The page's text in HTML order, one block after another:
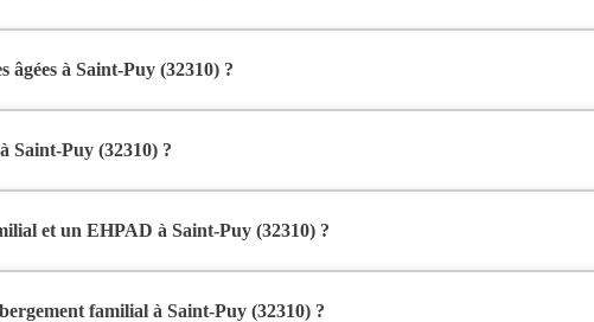
idéal pour les seniors souhaitant vivre dans un environnement plus intime
âgées à Saint-Puy (32310) ?
d’une présence quotidienne et d’un accompagnement personnalisé, tout
Saint-Puy (32310) ?
et accompagnement quotidien.
et un EHPAD à Saint-Puy (32310) ?
agréé, dans un environnement domestique et convivial.
personnes en forte perte d’autonomie.
familial à Saint-Puy (32310) ?